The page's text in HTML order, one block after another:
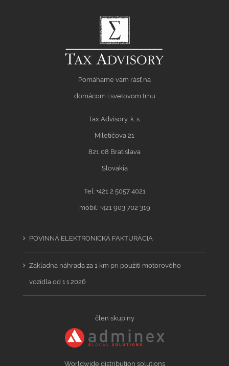
Pomáhame vám rásť na
domácom i svetovom trhu
Tax Advisory, k. s.
Miletičova 21
821 08 Bratislava
Slovakia
Tel: +421 2 5057 4021
mobil: +421 903 702 319
POVINNÁ ELEKTRONICKÁ FAKTURÁCIA
Základná náhrada za 1 km pri použití motorového
vozidla od 1.1.2026
člen skupiny
Worldwide distribution solutions